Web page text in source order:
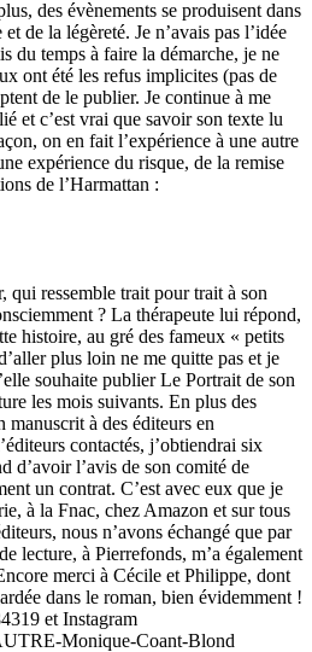
des évènements se produisent dans
de la légèreté. Je n’avais pas l’idée
du temps à faire la démarche, je ne
ont été les refus implicites (pas de
de le publier. Je continue à me
et c’est vrai que savoir son texte lu
on en fait l’expérience à une autre
expérience du risque, de la remise
de l’Harmattan :
qui ressemble trait pour trait à son
? La thérapeute lui répond,
histoire, au gré des fameux « petits
plus loin ne me quitte pas et je
souhaite publier Le Portrait de son
les mois suivants. En plus des
à des éditeurs en
contactés, j’obtiendrai six
d’avoir l’avis de son comité de
un contrat. C’est avec eux que je
à la Fnac, chez Amazon et sur tous
nous n’avons échangé que par
lecture, à Pierrefonds, m’a également
merci à Cécile et Philippe, dont
dans le roman, bien évidemment !
et Instagram
AUTRE-Monique-Coant-Blond